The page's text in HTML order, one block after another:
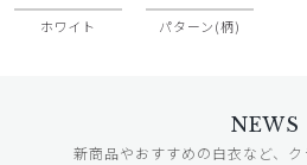
ホワイト パターン(柄)
NEWS
新商品やおすすめの白衣など、